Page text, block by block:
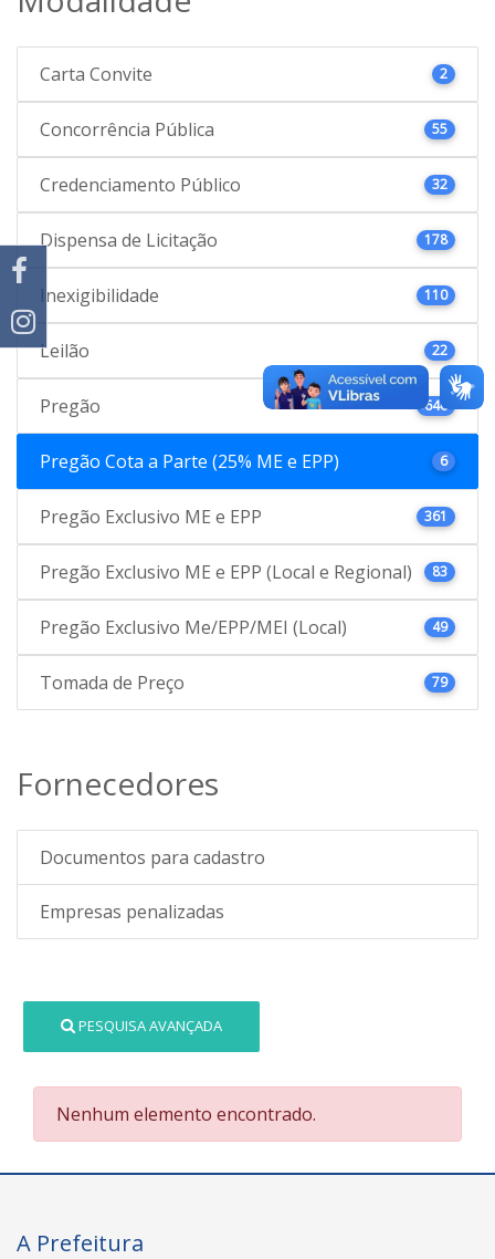
Carta Convite 2
Concorrência Pública 55
Credenciamento Público 32
Dispensa de Licitação 178
Inexigibilidade 110
Leilão 22
Pregão 646
Pregão Cota a Parte (25% ME e EPP) 6
Pregão Exclusivo ME e EPP 361
Pregão Exclusivo ME e EPP (Local e Regional) 83
Pregão Exclusivo Me/EPP/MEI (Local) 49
Tomada de Preço 79
Fornecedores
Documentos para cadastro
Empresas penalizadas
PESQUISA AVANÇADA
Nenhum elemento encontrado.
A Prefeitura